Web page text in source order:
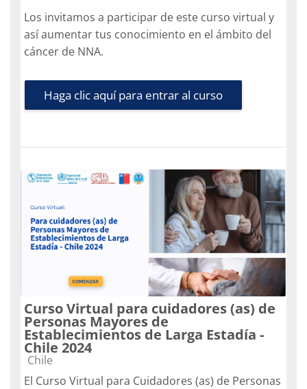
Los invitamos a participar de este curso virtual y
así aumentar tus conocimiento en el ámbito del
cáncer de NNA.
Haga clic aquí para entrar al curso
Curso Virtual para cuidadores (as) de
Personas Mayores de
Establecimientos de Larga Estadía -
Chile 2024
Categoría de cursos
Chile
El Curso Virtual para Cuidadores (as) de Personas